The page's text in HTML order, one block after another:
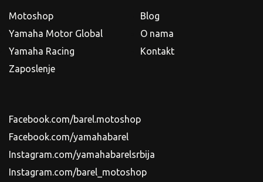
Motoshop
Yamaha Motor Global
Yamaha Racing
Zaposlenje
Blog
O nama
Kontakt
Facebook.com/barel.motoshop
Facebook.com/yamahabarel
Instagram.com/yamahabarelsrbija
Instagram.com/barel_motoshop